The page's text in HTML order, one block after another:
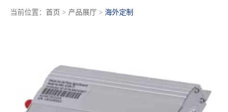
当前位置： 首页 > 产品展厅 > 海外定制